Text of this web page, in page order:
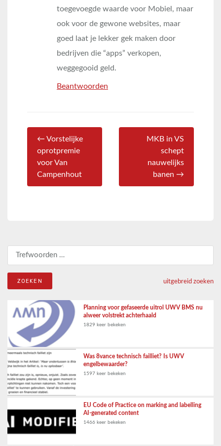
toegevoegde waarde voor Mobiel, maar
ook voor de gewone websites, maar
goed laat je lekker gek maken door
bedrijven die “apps” verkopen,
weggegooid geld.
Beantwoorden
← Vorstelijke
oprotpremie
voor Van
Campenhout
MKB in VS
schept
nauwelijks
banen →
Zoeken naar:
uitgebreid zoeken
Planning voor gefaseerde uitrol UWV BMS nu
alweer volstrekt achterhaald
1829 keer bekeken
Was 8vance technisch failliet? Is UWV
engelbewaarder?
1597 keer bekeken
EU Code of Practice on marking and labelling
AI-generated content
1466 keer bekeken